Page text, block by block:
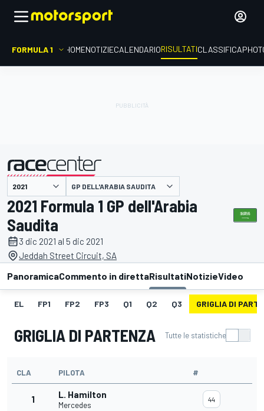
FORMULA 1 HOMENOTIZIECALENDARIORISULTATICLASSIFICA
presentato da GP DELL'ARABIA SAUDITA
2021 Formula 1 GP dell'Arabia
Saudita
3 dic 2021 al 5 dic 2021
Jeddah Street Circuit, SA
PanoramicaCommento in direttaRisultatiNotizieVideo
EL FP1 FP2 FP3 Q1 Q2 Q3 GRIGLIA DI
GRIGLIA DI PARTENZA Tutte le statistiche
CLA PILOTA #
1 L. Hamilton
Mercedes
44